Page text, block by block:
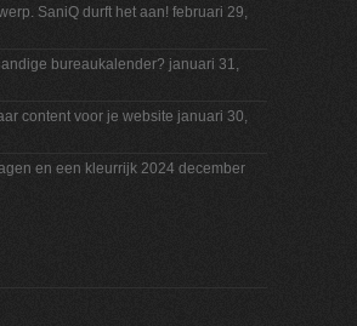
SaniQ durft het aan! februari 29,
bureaukalender? januari 31,
content voor je website januari 30,
en een kleurrijk 2024 december